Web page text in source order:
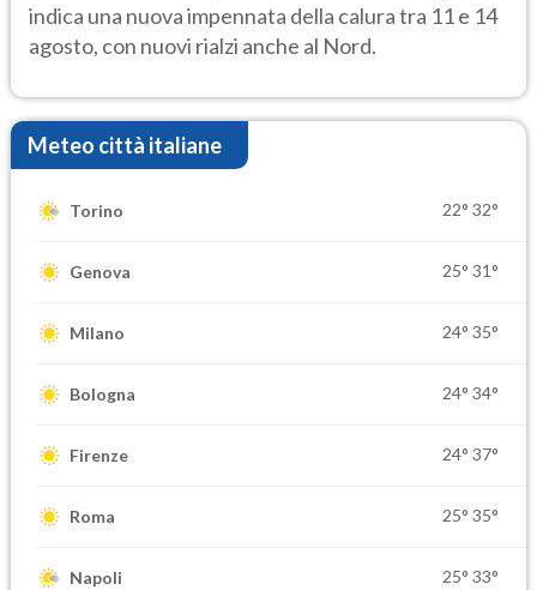
indica una nuova impennata della calura tra 11 e 14
agosto, con nuovi rialzi anche al Nord.
Meteo città italiane
Torino 22° 32°
Genova 25° 31°
Milano 24° 35°
Bologna 24° 34°
Firenze 24° 37°
Roma 25° 35°
Napoli 25° 33°